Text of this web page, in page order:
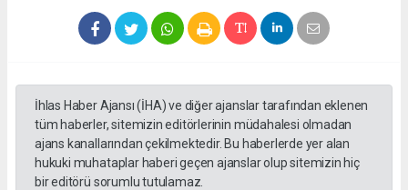
İhlas Haber Ajansı (İHA) ve diğer ajanslar tarafından eklenen
tüm haberler, sitemizin editörlerinin müdahalesi olmadan
ajans kanallarından çekilmektedir. Bu haberlerde yer alan
hukuki muhataplar haberi geçen ajanslar olup sitemizin hiç
bir editörü sorumlu tutulamaz.